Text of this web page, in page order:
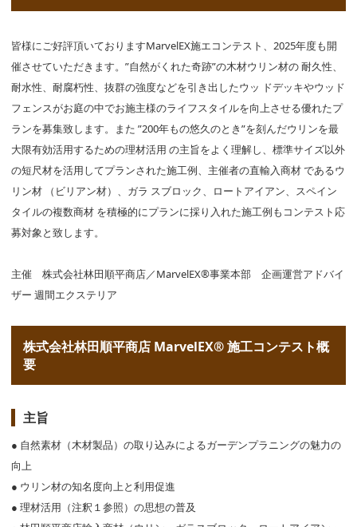
皆様にご好評頂いておりますMarvelEX施エコンテスト、2025年度も開
催させていただきます。”自然がくれた奇跡”の木材ウリン材の 耐久性、
耐水性、耐腐朽性、抜群の強度などを引き出したウッ ドデッキやウッド
フェンスがお庭の中でお施主様のライフスタイルを向上させる優れたプ
ランを募集致します。また ”200年もの悠久のとき”を刻んだウリンを最
大限有効活用するための理材活用 の主旨をよく理解し、標準サイズ以外
の短尺材を活用してプランされた施工例、主催者の直輸入商材 であるウ
リン材 （ビリアン材）、ガラ スブロック、ロートアイアン、スペイン
タイルの複数商材 を積極的にプランに採り入れた施工例もコンテスト応
募対象と致します。
主催 株式会社林田順平商店／MarvelEX®事業本部 企画運営アドバイ
ザー 週間エクステリア
株式会社林田順平商店 MarvelEX® 施工コンテスト概
要
主旨
● 自然素材（木材製品）の取り込みによるガーデンプラニングの魅力の
向上
● ウリン材の知名度向上と利用促進
● 理材活用（注釈１参照）の思想の普及